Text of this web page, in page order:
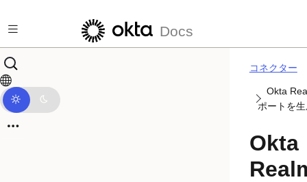
Docs
コネクター
Okta
ポートを
Okta